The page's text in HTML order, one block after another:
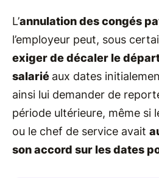
L’annulation des congés
l’employeur peut, sous
exiger de décaler le
salarié aux dates
ainsi lui demander de
période ultérieure, même si
ou le chef de service avait
son accord sur les dates